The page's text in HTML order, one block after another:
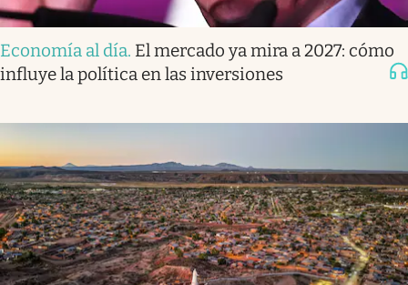
Economía al día. El mercado ya mira a 2027: cómo
influye la política en las inversiones